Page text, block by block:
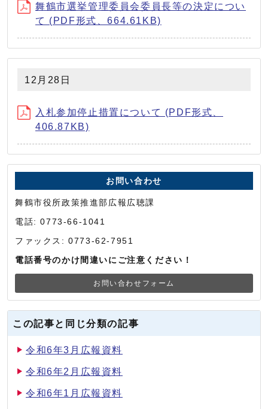
舞鶴市選挙管理委員会委員長等の決定につい
て (PDF形式、664.61KB)
12月28日
入札参加停止措置について (PDF形式、
406.87KB)
お問い合わせ
舞鶴市役所政策推進部広報広聴課
電話: 0773-66-1041
ファックス: 0773-62-7951
電話番号のかけ間違いにご注意ください！
お問い合わせフォーム
この記事と同じ分類の記事
令和6年3月広報資料
令和6年2月広報資料
令和6年1月広報資料